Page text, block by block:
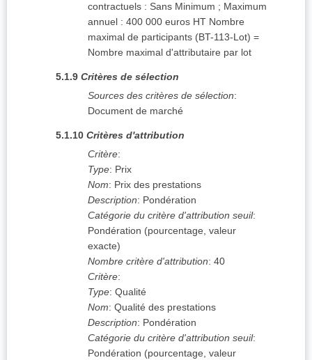
contractuels : Sans Minimum ; Maximum
annuel : 400 000 euros HT Nombre
maximal de participants (BT-113-Lot) =
Nombre maximal d'attributaire par lot
5.1.9 Critères de sélection
Sources des critères de sélection:
Document de marché
5.1.10 Critères d'attribution
Critère:
Type: Prix
Nom: Prix des prestations
Description: Pondération
Catégorie du critère d'attribution seuil:
Pondération (pourcentage, valeur
exacte)
Nombre critère d'attribution: 40
Critère:
Type: Qualité
Nom: Qualité des prestations
Description: Pondération
Catégorie du critère d'attribution seuil:
Pondération (pourcentage, valeur